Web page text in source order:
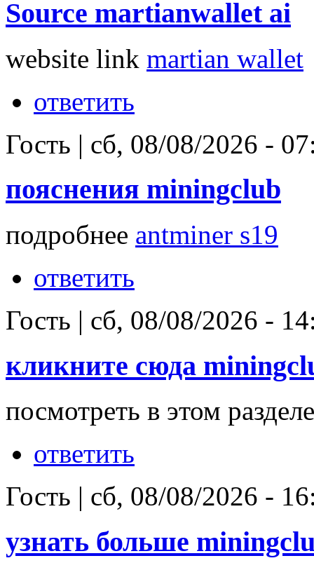
Source martianwallet ai
website link martian wallet
ответить
Гость | сб, 08/08/2026 -
пояснения miningclub
подробнее antminer s19
ответить
Гость | сб, 08/08/2026 -
кликните сюда
посмотреть в этом
ответить
Гость | сб, 08/08/2026 -
узнать больше